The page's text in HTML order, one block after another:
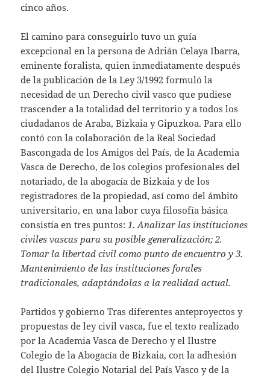
cinco años.
El camino para conseguirlo tuvo un guía
excepcional en la persona de Adrián Celaya Ibarra,
eminente foralista, quien inmediatamente después
de la publicación de la Ley 3/1992 formuló la
necesidad de un Derecho civil vasco que pudiese
trascender a la totalidad del territorio y a todos los
ciudadanos de Araba, Bizkaia y Gipuzkoa. Para ello
contó con la colaboración de la Real Sociedad
Bascongada de los Amigos del País, de la Academia
Vasca de Derecho, de los colegios profesionales del
notariado, de la abogacía de Bizkaia y de los
registradores de la propiedad, así como del ámbito
universitario, en una labor cuya filosofía básica
consistía en tres puntos: 1. Analizar las instituciones
civiles vascas para su posible generalización; 2.
Tomar la libertad civil como punto de encuentro y 3.
Mantenimiento de las instituciones forales
tradicionales, adaptándolas a la realidad actual.
Partidos y gobierno Tras diferentes anteproyectos y
propuestas de ley civil vasca, fue el texto realizado
por la Academia Vasca de Derecho y el Ilustre
Colegio de la Abogacía de Bizkaia, con la adhesión
del Ilustre Colegio Notarial del País Vasco y de la